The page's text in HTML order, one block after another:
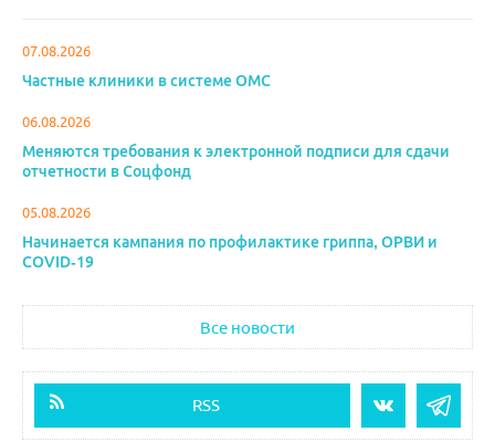
07.08.2026
Частные клиники в системе ОМС
06.08.2026
Меняются требования к электронной подписи для сдачи
отчетности в Соцфонд
05.08.2026
Начинается кампания по профилактике гриппа, ОРВИ и
COVID-19
Все новости
RSS